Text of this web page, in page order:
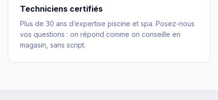
Techniciens certifiés
Plus de 30 ans d’expertise piscine et spa. Posez-nous
vos questions : on répond comme on conseille en
magasin, sans script.